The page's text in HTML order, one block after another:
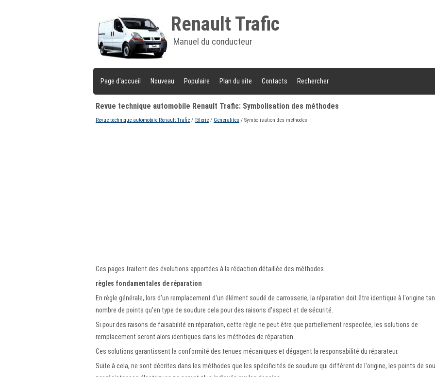
Renault Trafic
Manuel du conducteur
Page d'accueil Nouveau Populaire Plan du site Contacts Rechercher
Revue technique automobile Renault Trafic: Symbolisation des méthodes
Revue technique automobile Renault Trafic / Tôlerie / Generalites / Symbolisation des méthodes
Ces pages traitent des évolutions apportées à la rédaction détaillée des méthodes.
règles fondamentales de réparation
En règle générale, lors d'un remplacement d'un élément soudé de carrosserie, la réparation doit être identique à l'origine
nombre de points qu'en type de soudure cela pour des raisons d'aspect et de sécurité.
Si pour des raisons de faisabilité en réparation, cette règle ne peut être que partiellement respectée, les solutions de
remplacement seront alors identiques dans les méthodes de réparation.
Ces solutions garantissent la conformité des tenues mécaniques et dégagent la responsabilité du réparateur.
Suite à cela, ne sont décrites dans les méthodes que les spécificités de soudure qui diffèrent de l'origine, les points de